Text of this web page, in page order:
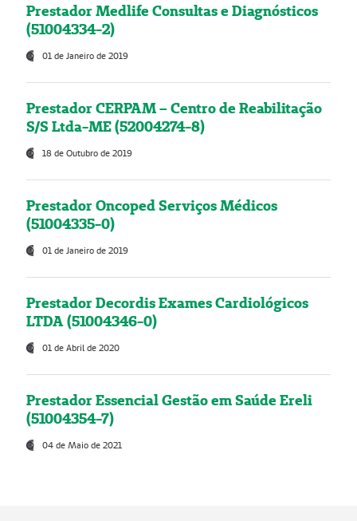
Prestador Medlife Consultas e Diagnósticos
(51004334-2)
01 de Janeiro de 2019
Prestador CERPAM – Centro de Reabilitação
S/S Ltda-ME (52004274-8)
18 de Outubro de 2019
Prestador Oncoped Serviços Médicos
(51004335-0)
01 de Janeiro de 2019
Prestador Decordis Exames Cardiológicos
LTDA (51004346-0)
01 de Abril de 2020
Prestador Essencial Gestão em Saúde Ereli
(51004354-7)
04 de Maio de 2021